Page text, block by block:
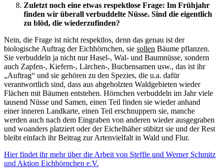
Zuletzt noch eine etwas respektlose Frage: Im Frühjahr
finden wir überall verbuddelte Nüsse. Sind die eigentlich
zu blöd, die wiederzufinden?
Nein, die Frage ist nicht respektlos, denn das genau ist der
biologische Auftrag der Eichhörnchen, sie sollen Bäume pflanzen.
Sie verbuddeln ja nicht nur Hasel-, Wal- und Baumnüsse, sondern
auch Zapfen-, Kiefern-, Lärchen-, Buchensamen usw., das ist ihr
„Auftrag“ und sie gehören zu den Spezies, die u.a. dafür
verantwortlich sind, dass aus abgeholzten Waldgebieten wieder
Flächen mit Bäumen entstehen. Hörnchen verbuddeln im Jahr viele
tausend Nüsse und Samen, einen Teil finden sie wieder anhand
einer inneren Landkarte, einen Teil erschnuppern sie, manche
werden auch nach dem Eingraben von anderen wieder ausgegraben
und woanders platziert oder der Eichelhäher stibitzt sie und der Rest
bleibt einfach ihr Beitrag zur Artenvielfalt in Wald und Flur.
Hier findet ihr mehr über die Arbeit von Steffie und Werner Schmitz
und Aktion Eichhörnchen e.V.